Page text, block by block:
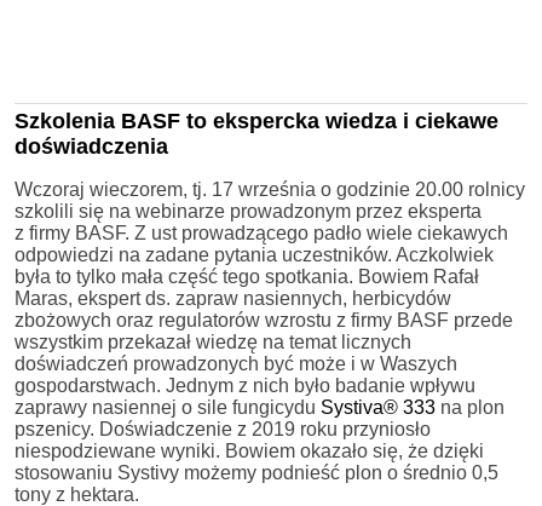
Szkolenia BASF to ekspercka wiedza i ciekawe
doświadczenia
Wczoraj wieczorem, tj. 17 września o godzinie 20.00 rolnicy
szkolili się na webinarze prowadzonym przez eksperta
z firmy BASF. Z ust prowadzącego padło wiele ciekawych
odpowiedzi na zadane pytania uczestników. Aczkolwiek
była to tylko mała część tego spotkania. Bowiem Rafał
Maras, ekspert ds. zapraw nasiennych, herbicydów
zbożowych oraz regulatorów wzrostu z firmy BASF przede
wszystkim przekazał wiedzę na temat licznych
doświadczeń prowadzonych być może i w Waszych
gospodarstwach. Jednym z nich było badanie wpływu
zaprawy nasiennej o sile fungicydu Systiva® 333 na plon
pszenicy. Doświadczenie z 2019 roku przyniosło
niespodziewane wyniki. Bowiem okazało się, że dzięki
stosowaniu Systivy możemy podnieść plon o średnio 0,5
tony z hektara.